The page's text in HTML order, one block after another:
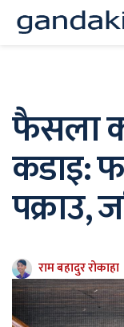
फैसला
कडाइ:
पक्राउ,
राम बहादुर रोकाहा